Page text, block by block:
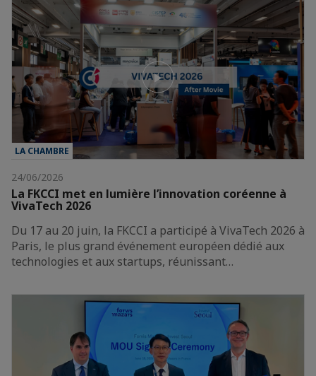
LA CHAMBRE
24/06/2026
La FKCCI met en lumière l’innovation coréenne à
VivaTech 2026
Du 17 au 20 juin, la FKCCI a participé à VivaTech 2026 à
Paris, le plus grand événement européen dédié aux
technologies et aux startups, réunissant…